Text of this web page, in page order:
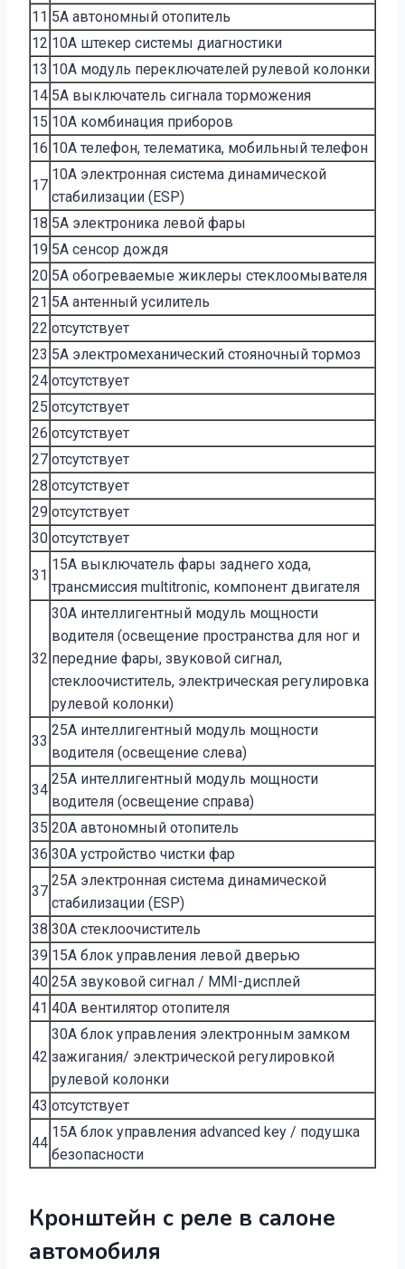
11 5A автономный отопитель
12 10A штекер системы диагностики
13 10A модуль переключателей рулевой колонки
14 5A выключатель сигнала торможения
15 10A комбинация приборов
16 10A телефон, телематика, мобильный телефон
17
10A электронная система динамической
стабилизации (ESP)
18 5A электроника левой фары
19 5A сенсор дождя
20 5A обогреваемые жиклеры стеклоомывателя
21 5A антенный усилитель
22 отсутствует
23 5A электромеханический стояночный тормоз
24 отсутствует
25 отсутствует
26 отсутствует
27 отсутствует
28 отсутствует
29 отсутствует
30 отсутствует
31
15A выключатель фары заднего хода,
трансмиссия multitronic, компонент двигателя
32
30A интеллигентный модуль мощности
водителя (освещение пространства для ног и
передние фары, звуковой сигнал,
стеклоочиститель, электрическая регулировка
рулевой колонки)
33
25A интеллигентный модуль мощности
водителя (освещение слева)
34
25A интеллигентный модуль мощности
водителя (освещение справа)
35 20A автономный отопитель
36 30A устройство чистки фар
37
25A электронная система динамической
стабилизации (ESP)
38 30A стеклоочиститель
39 15A блок управления левой дверью
40 25A звуковой сигнал / MMI-дисплей
41 40A вентилятор отопителя
42
30A блок управления электронным замком
зажигания/ электрической регулировкой
рулевой колонки
43 отсутствует
44
15A блок управления advanced key / подушка
безопасности
Кронштейн с реле в салоне
автомобиля